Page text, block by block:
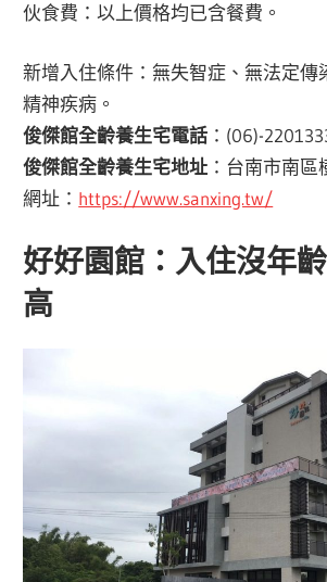
伙食費：以上價格均已含餐費。
新增入住條件：無失智症、無法定傳
精神疾病。
俊傑館全齡養生宅電話 ：(06)-
俊傑館全齡養生宅地址 ：台南市南
網址： https://www.sanxing.tw/
好好園館：入住沒年
高